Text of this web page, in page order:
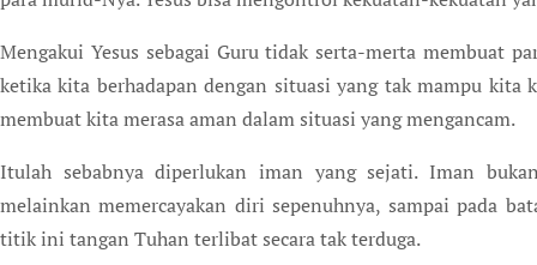
Mengakui Yesus sebagai Guru tidak serta-merta membuat
ketika kita berhadapan dengan situasi yang tak mampu kita
membuat kita merasa aman dalam situasi yang mengancam.
Itulah sebabnya diperlukan iman yang sejati. Iman
melainkan memercayakan diri sepenuhnya, sampai pada
titik ini tangan Tuhan terlibat secara tak terduga.